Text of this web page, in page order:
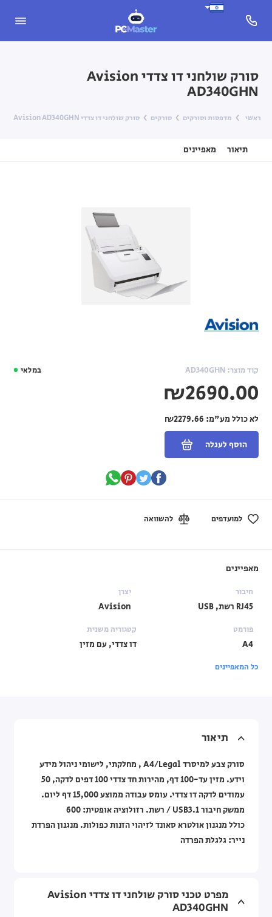
סורק שולחני דו צדדי Avision
AD340GHN
ראשי מדפסות וסורקים סורקים סורק שולחני דו צדדי Avision AD340GHN
תיאור מאפיינים
במלאי קוד מוצר: AD340GHN
₪2690.00
לא כולל מע"מ:
הוסף לעגלה
למועדפים להשוואה
מאפיינים
חיבור
RJ45 רשת, USB
יצרן
Avision
פורמט
A4
קטגוריה משנית
דו צדדי, עם מזין
כל המאפיינים
תיאור
סורק צבע למיסרד A4/Legal , מחלקתי, לישומי ניהול מידע
וידע. מזין עד-100 דף, מהירות חד צדדי 100 דפים לדקה, 50
עמודים לדקה דו צדדי. עומס עבודה ממוצע 15,000 דף ליום.
ממשק חיבור USB3.1 / רשת. רזולוציה אופטית: 600
כולל מנגנון אולטרא סאונד לזיהוי הזנות כפולות. מנגנון הפרדת
נייר: גלגלת הפרדה
מפרט טכני סורק שולחני דו צדדי Avision
AD340GHN